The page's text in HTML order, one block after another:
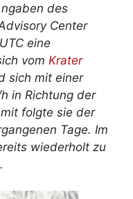
des
Center
eine
vom Krater
sich mit einer
in Richtung der
folgte sie der
Tage. Im
wiederholt zu